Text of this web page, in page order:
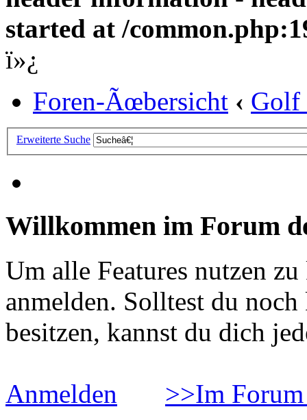
started at /
ï»¿
Foren-Ãœbersicht ‹ Golf
Erweiterte Suche
Willkommen im Forum
Um alle Features nutzen
anmelden. Solltest du
besitzen, kannst du dich
Anmelden
>>Im